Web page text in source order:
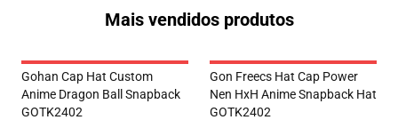
Mais vendidos produtos
Gohan Cap Hat Custom
Anime Dragon Ball Snapback
GOTK2402
Gon Freecs Hat Cap Power
Nen HxH Anime Snapback Hat
GOTK2402